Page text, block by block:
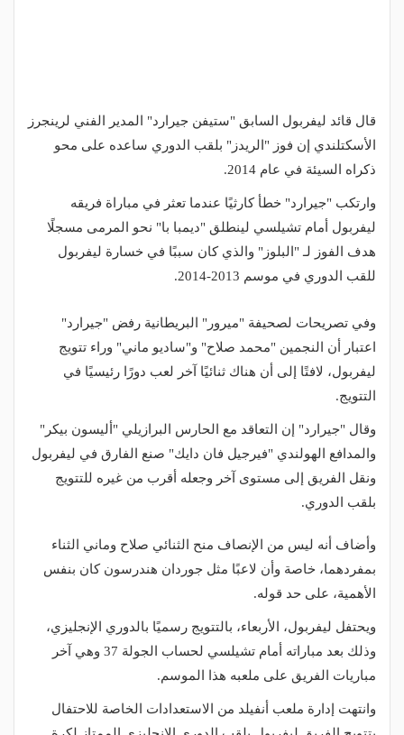
قال قائد ليفربول السابق "ستيفن جيرارد" المدير الفني لرينجرز
الأسكتلندي إن فوز "الريدز" بلقب الدوري ساعده على محو
ذكراه السيئة في عام 2014.
وارتكب "جيرارد" خطأ كارثيًا عندما تعثر في مباراة فريقه
ليفربول أمام تشيلسي لينطلق "ديمبا با" نحو المرمى مسجلًا
هدف الفوز لـ "البلوز" والذي كان سببًا في خسارة ليفربول
للقب الدوري في موسم 2013-2014.
وفي تصريحات لصحيفة "ميرور" البريطانية رفض "جيرارد"
اعتبار أن النجمين "محمد صلاح" و"ساديو ماني" وراء تتويج
ليفربول، لافتًا إلى أن هناك ثنائيًا آخر لعب دورًا رئيسيًا في
التتويج.
وقال "جيرارد" إن التعاقد مع الحارس البرازيلي "أليسون بيكر"
والمدافع الهولندي "فيرجيل فان دايك" صنع الفارق في ليفربول
ونقل الفريق إلى مستوى آخر وجعله أقرب من غيره للتتويج
بلقب الدوري.
وأضاف أنه ليس من الإنصاف منح الثنائي صلاح وماني الثناء
بمفردهما، خاصة وأن لاعبًا مثل جوردان هندرسون كان بنفس
الأهمية، على حد قوله.
ويحتفل ليفربول، الأربعاء، بالتتويج رسميًا بالدوري الإنجليزي،
وذلك بعد مباراته أمام تشيلسي لحساب الجولة 37 وهي آخر
مباريات الفريق على ملعبه هذا الموسم.
وانتهت إدارة ملعب أنفيلد من الاستعدادات الخاصة للاحتفال